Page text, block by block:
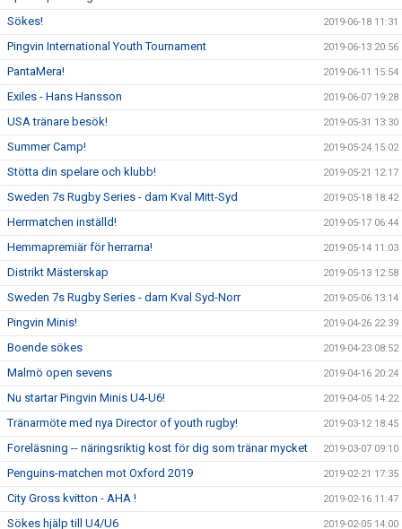
Sökes! 2019-06-18 11:31
Pingvin International Youth Tournament 2019-06-13 20:56
PantaMera! 2019-06-11 15:54
Exiles - Hans Hansson 2019-06-07 19:28
USA tränare besök! 2019-05-31 13:30
Summer Camp! 2019-05-24 15:02
Stötta din spelare och klubb! 2019-05-21 12:17
Sweden 7s Rugby Series - dam Kval Mitt-Syd 2019-05-18 18:42
Herrmatchen inställd! 2019-05-17 06:44
Hemmapremiär för herrarna! 2019-05-14 11:03
Distrikt Mästerskap 2019-05-13 12:58
Sweden 7s Rugby Series - dam Kval Syd-Norr 2019-05-06 13:14
Pingvin Minis! 2019-04-26 22:39
Boende sökes 2019-04-23 08:52
Malmö open sevens 2019-04-16 20:24
Nu startar Pingvin Minis U4-U6! 2019-04-05 14:22
Tränarmöte med nya Director of youth rugby! 2019-03-12 18:45
Foreläsning -- näringsriktig kost för dig som tränar mycket 2019-03-07 09:10
Penguins-matchen mot Oxford 2019 2019-02-21 17:35
City Gross kvitton - AHA ! 2019-02-16 11:47
Sökes hjälp till U4/U6 2019-02-05 14:00